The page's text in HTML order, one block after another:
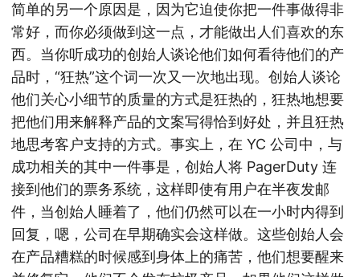
简单的另一个原因是，因为它迫使你把一件事做得非
常好，而你必须做到这一点，才能做出人们喜欢的东
西。当你听成功的创始人谈论他们如何看待他们的产
品时，“狂热”这个词一次又一次地出现。创始人谈论
他们关心小细节的质量的方式是狂热的，狂热地想要
把他们用来解释产品的文案写得恰到好处，并且狂热
地思考客户支持的方式。事实上，在 YC 公司中，与
成功相关的其中一件事是，创始人将 PagerDuty 连
接到他们的票务系统，这样即使有用户在半夜发邮
件，当创始人睡着了，他们仍然可以在一小时内得到
回复，嗯，公司在早期确实会这样做。这些创始人会
在产品糟糕的时候感到身体上的痛苦，他们想要醒来